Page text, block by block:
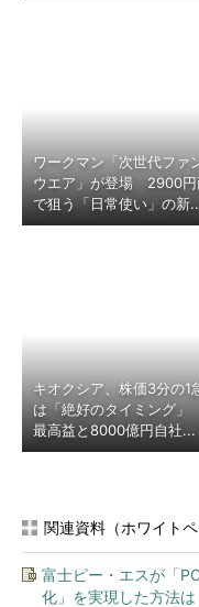
ワークマン「次世代ファ
ウエア」が登場 2900円
で狙う「日常使い」の新
キオクシア、株価3分の1
は「絶好のタイミング
最高益と8000億円自社...
関連資料（ホワイトペ
富士ピー・エスが「
化」を実現した方法は